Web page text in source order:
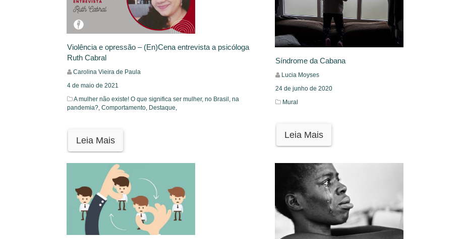
Violência e opressão – (En)Cena entrevista a psicóloga
Ruth Cabral
Carolina Vieira de Paula
4 de maio de 2021
A mulher não existe! O que significa ser mulher, no Brasil, na
pandemia?, Comportamento, Destaque,
Leia Mais
Síndrome da Cabana
Lucia Moyses
24 de junho de 2020
Mural
Leia Mais